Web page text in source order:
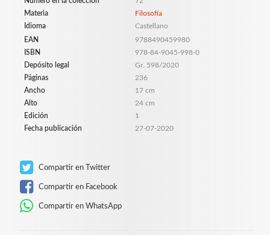
Materia
Filosofía
Idioma
Castellano
EAN
9788490459980
ISBN
978-84-9045-998-0
Depósito legal
Gr. 598/2020
Páginas
236
Ancho
17 cm
Alto
24 cm
Edición
1
Fecha publicación
27-07-2020
Compartir en Twitter
Compartir en Facebook
Compartir en WhatsApp